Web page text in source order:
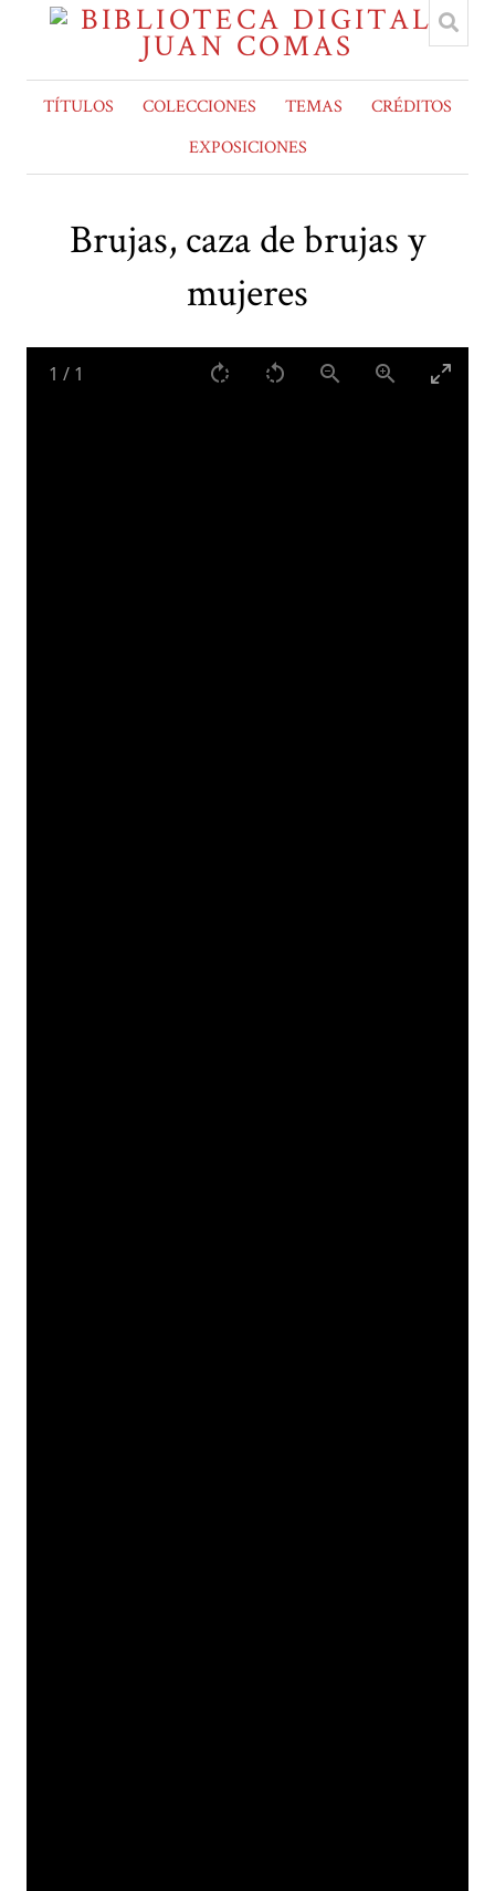
TÍTULOS COLECCIONES TEMAS
CRÉDITOS
EXPOSICIONES
Brujas, caza de brujas y
mujeres
1 / 1